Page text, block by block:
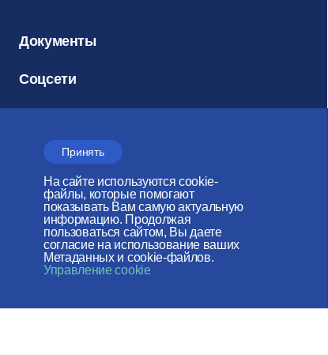
Принять
На сайте используются cookie-
файлы, которые помогают
показывать Вам самую актуальную
информацию. Продолжая
пользоваться сайтом, Вы даете
согласие на использование ваших
Метаданных и cookie-файлов.
Управление cookie
Документы
Соцсети
Электронный
журнал
«Церковь и
Время»